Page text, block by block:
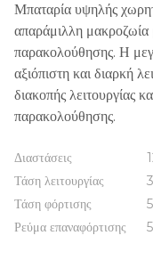
Μπαταρία υψηλής
απαράμιλλη μακροζωία
παρακολούθησης. Η
αξιόπιστη και διαρκή
διακοπής λειτουργίας
παρακολούθησης.
Διαστάσεις
Τάση λειτουργίας
Τάση φόρτισης
Ρεύμα επαναφόρτισης